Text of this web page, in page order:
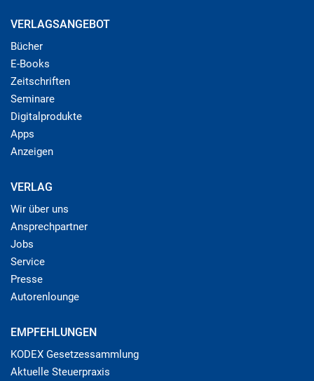
VERLAGSANGEBOT
Bücher
E-Books
Zeitschriften
Seminare
Digitalprodukte
Apps
Anzeigen
VERLAG
Wir über uns
Ansprechpartner
Jobs
Service
Presse
Autorenlounge
EMPFEHLUNGEN
KODEX Gesetzessammlung
Aktuelle Steuerpraxis